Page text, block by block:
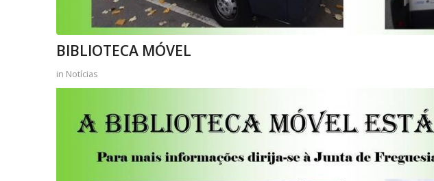
BIBLIOTECA MÓVEL
in Notícias